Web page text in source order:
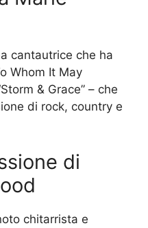
cantautrice che ha
Whom It May
& Grace” – che
di rock, country e
di
chitarrista e